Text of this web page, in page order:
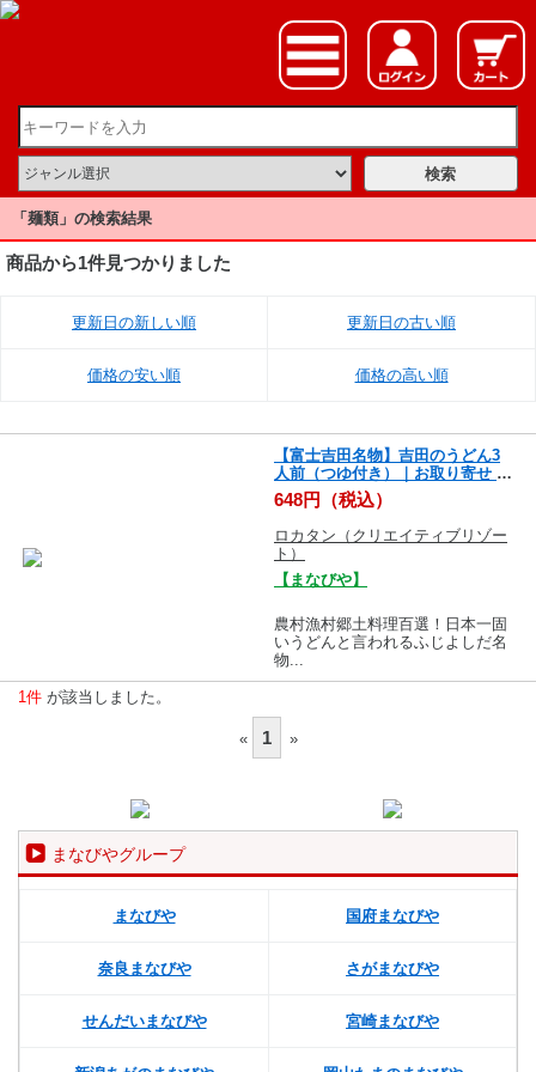
「麺類」の検索結果
商品から1件見つかりました
更新日の新しい順 更新日の古い順
価格の安い順 価格の高い順
【富士吉田名物】吉田のうどん3
人前（つゆ付き）｜お取り寄せ ｜
お取り寄せグルメ｜万能調味料｜
一味｜
648円（税込）
ロカタン（クリエイティブリゾー
ト）
【まなびや】
農村漁村郷土料理百選！日本一固
いうどんと言われるふじよしだ名
物...
1件 が該当しました。
« 1 »
まなびやグループ
まなびや 国府まなびや
奈良まなびや さがまなびや
せんだいまなびや 宮崎まなびや